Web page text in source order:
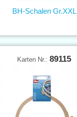
BH-Schalen Gr.XXL
Karten Nr.: 89115